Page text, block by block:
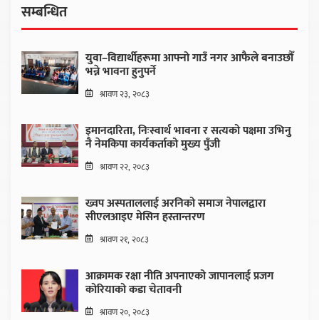
सम्बन्धित
युवा–विद्यार्थीहरूमा आफ्नो गाउँ नगर आफैले बनाउछौँ
भन्ने भावना हुनुपर्ने
श्रावण २३, २०८३
इमानदारिता, निःस्वार्थ भावना र सत्यको पक्षमा उभिनु
नै नेमकिपा कार्यकर्ताको मुख्य पुँजी
श्रावण २२, २०८३
ख्वप अस्पताललाई अरनिको समाज नेपालद्वारा
सीएलआइए मेसिन हस्तान्तरण
श्रावण २१, २०८३
आक्रामक रक्षा नीति अपनाएको जापानलाई प्रजग
कोरियाको कडा चेतावनी
श्रावण २०, २०८३